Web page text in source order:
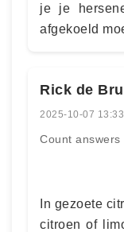
je je
afgekoeld
Rick de
2025-10-07
Count answers
In gezoete
citroen of